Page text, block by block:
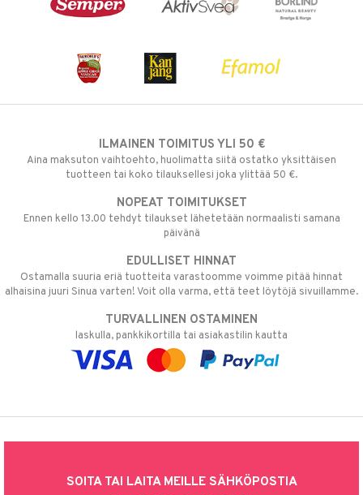
ILMAINEN TOIMITUS YLI 50 €
Aina maksuton vaihtoehto, huolimatta siitä ostatko yksittäisen
tuotteen tai koko tilauksellesi joka ylittää 50 €.
NOPEAT TOIMITUKSET
Ennen kello 13.00 tehdyt tilaukset lähetetään normaalisti samana
päivänä
EDULLISET HINNAT
Ostamalla suuria eriä tuotteita varastoomme voimme pitää hinnat
alhaisina juuri Sinua varten! Voit olla varma, että teet löytöjä sivuillamme.
TURVALLINEN OSTAMINEN
laskulla, pankkikortilla tai asiakastilin kautta
SOITA TAI LAITA MEILLE SÄHKÖPOSTIA